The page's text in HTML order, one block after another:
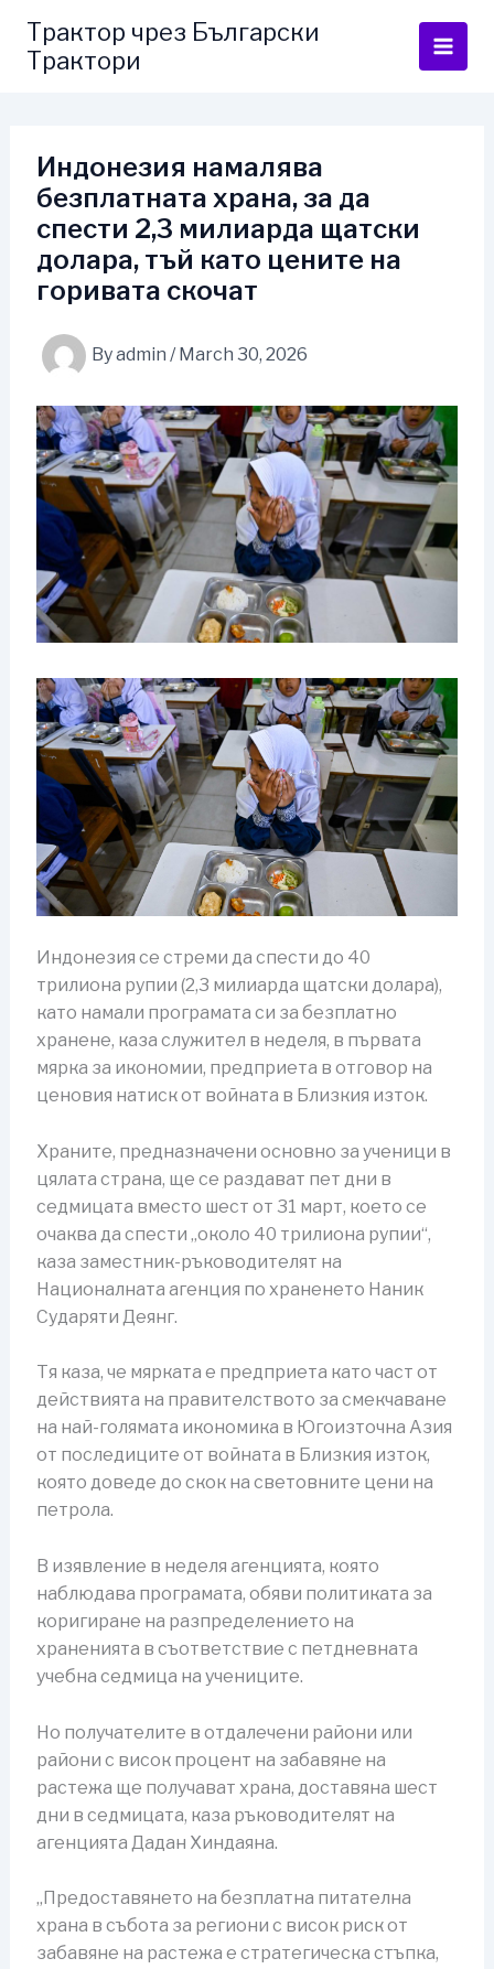
content
Трактор чрез Български
Трактори
Индонезия намалява
безплатната храна, за да
спести 2,3 милиарда щатски
долара, тъй като цените на
горивата скочат
Byadmin / March 30, 2026
Индонезия се стреми да спести до 40
трилиона рупии (2,3 милиарда щатски долара),
като намали програмата си за безплатно
хранене, каза служител в неделя, в първата
мярка за икономии, предприета в отговор на
ценовия натиск от войната в Близкия изток.
Храните, предназначени основно за ученици в
цялата страна, ще се раздават пет дни в
седмицата вместо шест от 31 март, което се
очаква да спести „около 40 трилиона рупии“,
каза заместник-ръководителят на
Националната агенция по храненето Наник
Сударяти Деянг.
Тя каза, че мярката е предприета като част от
действията на правителството за смекчаване
на най-голямата икономика в Югоизточна Азия
от последиците от войната в Близкия изток,
която доведе до скок на световните цени на
петрола.
В изявление в неделя агенцията, която
наблюдава програмата, обяви политиката за
коригиране на разпределението на
храненията в съответствие с петдневната
учебна седмица на учениците.
Но получателите в отдалечени райони или
райони с висок процент на забавяне на
растежа ще получават храна, доставяна шест
дни в седмицата, каза ръководителят на
агенцията Дадан Хиндаяна.
„Предоставянето на безплатна питателна
храна в събота за региони с висок риск от
забавяне на растежа е стратегическа стъпка,